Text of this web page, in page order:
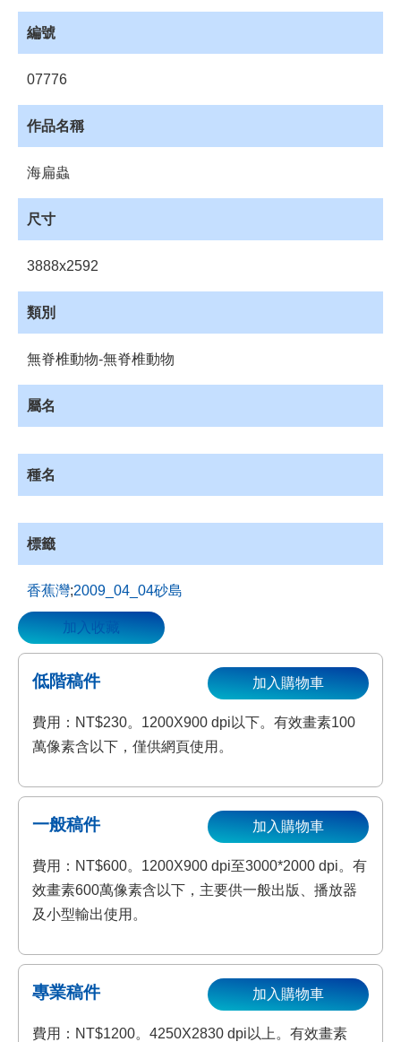
網
站
購
物
車
載
理
資
理
藏
編號
07776
作品名稱
海扁蟲
尺寸
3888x2592
類別
無脊椎動物-無脊椎動物
屬名
種名
標籤
香蕉灣;2009_04_04砂島
加入收藏
低階稿件
費用：NT$230。1200X900 dpi以下。有效畫素100
萬像素含以下，僅供網頁使用。
加入購物車
一般稿件
費用：NT$600。1200X900 dpi至3000*2000 dpi。有
效畫素600萬像素含以下，主要供一般出版、播放器
及小型輸出使用。
加入購物車
專業稿件
費用：NT$1200。4250X2830 dpi以上。有效畫素
加入購物車